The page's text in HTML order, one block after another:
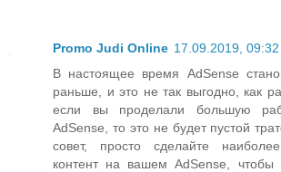
Promo Judi Online 17.09.2019, 09:32
В настоящее время AdSense
раньше, и это не так выгодно, как
если вы проделали большую
AdSense, то это не будет пустой
совет, просто сделайте
контент на вашем AdSense, чтобы